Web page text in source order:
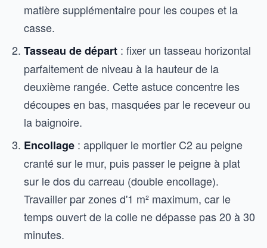
matière supplémentaire pour les coupes et la
casse.
Tasseau de départ : fixer un tasseau horizontal
parfaitement de niveau à la hauteur de la
deuxième rangée. Cette astuce concentre les
découpes en bas, masquées par le receveur ou
la baignoire.
Encollage : appliquer le mortier C2 au peigne
cranté sur le mur, puis passer le peigne à plat
sur le dos du carreau (double encollage).
Travailler par zones d'1 m² maximum, car le
temps ouvert de la colle ne dépasse pas 20 à 30
minutes.